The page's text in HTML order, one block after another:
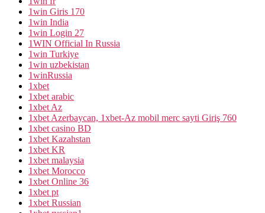
1win Giris 170
1win India
1win Login 27
1WIN Official In Russia
1win Turkiye
1win uzbekistan
1winRussia
1xbet
1xbet arabic
1xbet Az
1xbet Azerbaycan, 1xbet-Az mobil merc sayti Giriş 760
1xbet casino BD
1xbet Kazahstan
1xbet KR
1xbet malaysia
1xbet Morocco
1xbet Online 36
1xbet pt
1xbet Russian